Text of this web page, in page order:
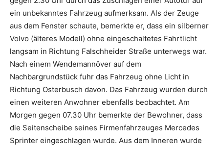
ein unbekanntes Fahrzeug aufmerksam. Als der Zeuge
aus dem Fenster schaute, bemerkte er, dass ein silberner
Volvo (älteres Modell) ohne eingeschaltetes Fahrtlicht
langsam in Richtung Falschheider Straße unterwegs war.
Nach einem Wendemannöver auf dem
Nachbargrundstück fuhr das Fahrzeug ohne Licht in
Richtung Osterbusch davon. Das Fahrzeug wurden durch
einen weiteren Anwohner ebenfalls beobachtet. Am
Morgen gegen 07.30 Uhr bemerkte der Bewohner, dass
die Seitenscheibe seines Firmenfahrzeuges Mercedes
Sprinter eingeschlagen wurde. Aus dem Inneren wurde